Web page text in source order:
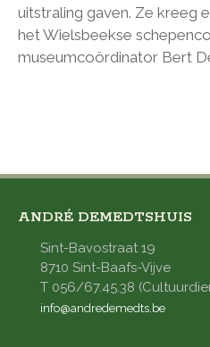
uitstraling gaven. Ze kreeg
het Wielsbeekse
museumcoördinator Bert
ANDRÉ DEMEDTSHUIS
Sint-Bavostraat 19
8710 Sint-Baafs-Vijve
T 056/67.45.38
info@andredemedts.be